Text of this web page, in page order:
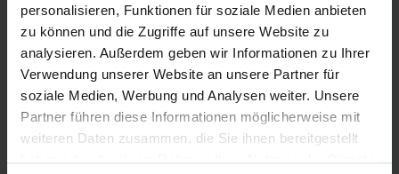
personalisieren, Funktionen für soziale Medien anbieten
zu können und die Zugriffe auf unsere Website zu
analysieren. Außerdem geben wir Informationen zu Ihrer
Verwendung unserer Website an unsere Partner für
soziale Medien, Werbung und Analysen weiter. Unsere
Partner führen diese Informationen möglicherweise mit
weiteren Daten zusammen, die Sie ihnen bereitgestellt
haben oder die sie im Rahmen Ihrer Nutzung der Dienste
PRODUKTINFORMATIONEN
Schnell und zuverlässig: Schwalbe MARATHON
Efficiency ist der schnellste Tourenreifen fürs Fahrrad und